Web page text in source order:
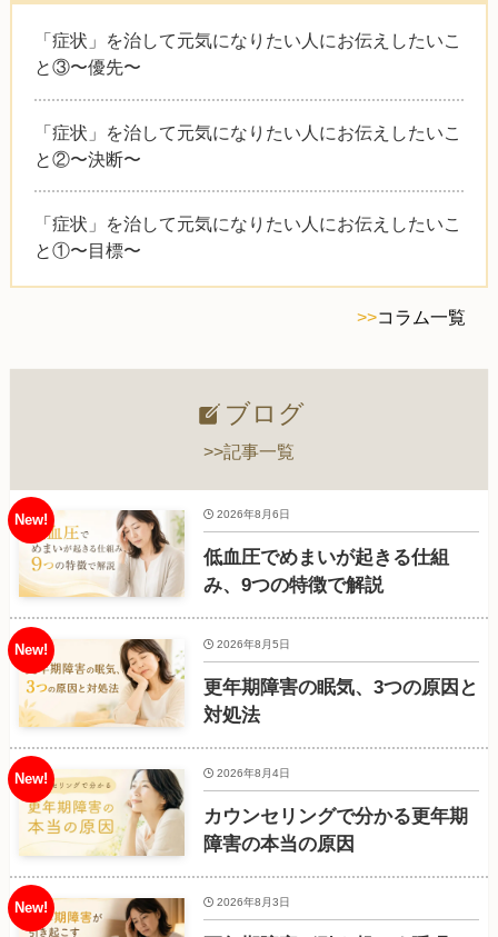
「症状」を治して元気になりたい人にお伝えしたいこ
と③〜優先〜
「症状」を治して元気になりたい人にお伝えしたいこ
と②〜決断〜
「症状」を治して元気になりたい人にお伝えしたいこ
と①〜目標〜
>>コラム一覧
ブログ
>>記事一覧
低血圧でめまいが起きる仕組
み、9つの特徴で解説
2026年8月6日
更年期障害の眠気、3つの原因と
対処法
2026年8月5日
カウンセリングで分かる更年期
障害の本当の原因
2026年8月4日
2026年8月3日